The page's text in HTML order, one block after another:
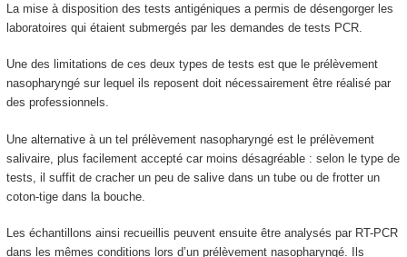
La mise à disposition des tests antigéniques a permis de désengorger les
laboratoires qui étaient submergés par les demandes de tests PCR.
Une des limitations de ces deux types de tests est que le prélèvement
nasopharyngé sur lequel ils reposent doit nécessairement être réalisé par
des professionnels.
Une alternative à un tel prélèvement nasopharyngé est le prélèvement
salivaire, plus facilement accepté car moins désagréable : selon le type de
tests, il suffit de cracher un peu de salive dans un tube ou de frotter un
coton-tige dans la bouche.
Les échantillons ainsi recueillis peuvent ensuite être analysés par RT-PCR
dans les mêmes conditions lors d’un prélèvement nasopharyngé. Ils